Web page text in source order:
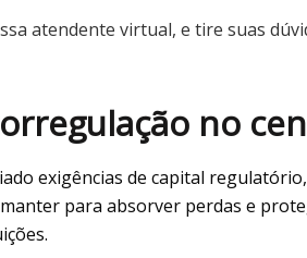
atendente virtual, e tire suas
no
exigências de capital
para absorver perdas e